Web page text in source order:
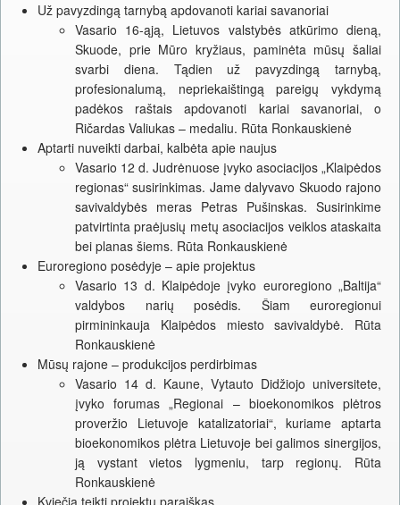
Už pavyzdingą tarnybą apdovanoti kariai savanoriai
Vasario 16-ąją, Lietuvos valstybės atkūrimo dieną,
Skuode, prie Mūro kryžiaus, paminėta mūsų šaliai
svarbi diena. Tądien už pavyzdingą tarnybą,
profesionalumą, nepriekaištingą pareigų vykdymą
padėkos raštais apdovanoti kariai savanoriai, o
Ričardas Valiukas – medaliu. Rūta Ronkauskienė
Aptarti nuveikti darbai, kalbėta apie naujus
Vasario 12 d. Judrėnuose įvyko asociacijos „Klaipėdos
regionas“ susirinkimas. Jame dalyvavo Skuodo rajono
savivaldybės meras Petras Pušinskas. Susirinkime
patvirtinta praėjusių metų asociacijos veiklos ataskaita
bei planas šiems. Rūta Ronkauskienė
Euroregiono posėdyje – apie projektus
Vasario 13 d. Klaipėdoje įvyko euroregiono „Baltija“
valdybos narių posėdis. Šiam euroregionui
pirmininkauja Klaipėdos miesto savivaldybė. Rūta
Ronkauskienė
Mūsų rajone – produkcijos perdirbimas
Vasario 14 d. Kaune, Vytauto Didžiojo universitete,
įvyko forumas „Regionai – bioekonomikos plėtros
proveržio Lietuvoje katalizatoriai“, kuriame aptarta
bioekonomikos plėtra Lietuvoje bei galimos sinergijos,
ją vystant vietos lygmeniu, tarp regionų. Rūta
Ronkauskienė